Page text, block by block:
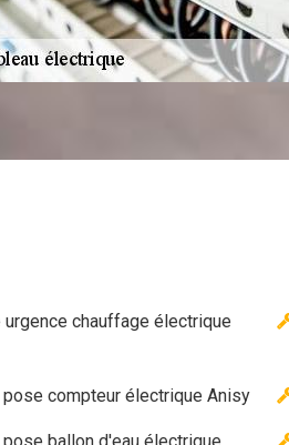
urgence chauffage électrique
compteur électrique Anisy
ballon d'eau électrique